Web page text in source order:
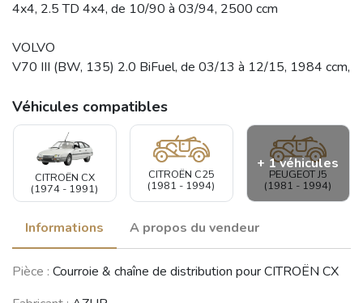
4x4, 2.5 TD 4x4, de 10/90 à 03/94, 2500 ccm
VOLVO
V70 III (BW, 135) 2.0 BiFuel, de 03/13 à 12/15, 1984 ccm,
Véhicules compatibles
CITROËN CX
(1974 - 1991)
CITROËN C25
(1981 - 1994)
PEUGEOT J5
(1981 - 1994)
+ 1 véhicules
(2000 - 2007)
Informations A propos du vendeur
Pièce : Courroie & chaîne de distribution pour CITROËN CX